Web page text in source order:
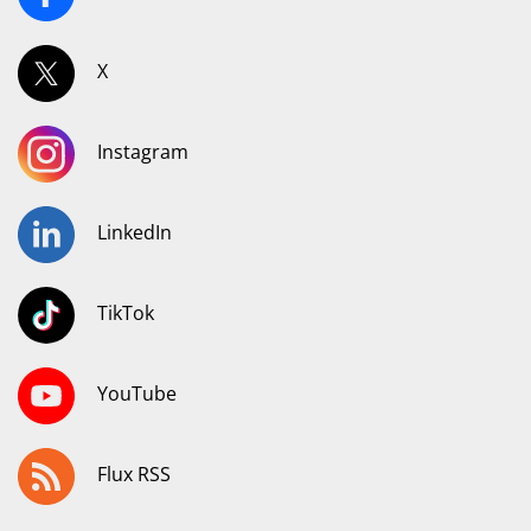
X
Instagram
LinkedIn
TikTok
YouTube
Flux RSS